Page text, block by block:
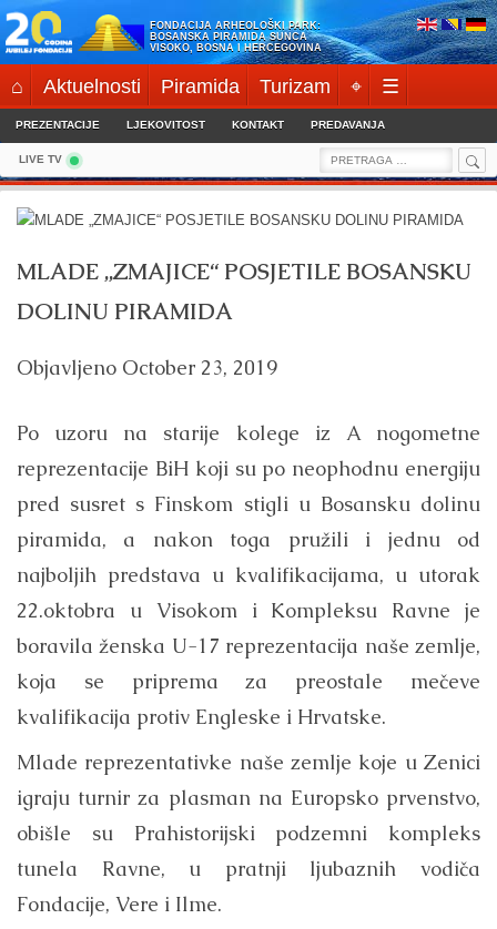
Skip
to
content
FONDACIJA ARHEOLOŠKI PARK:
BOSANSKA PIRAMIDA SUNCA
VISOKO, BOSNA I HERCEGOVINA
⌂ Aktuelnosti Piramida Turizam ⌖ ☰
PREZENTACIJE LJEKOVITOST KONTAKT PREDAVANJA
LIVE TV
Search
for:
MLADE „ZMAJICE“ POSJETILE BOSANSKU
DOLINU PIRAMIDA
Objavljeno October 23, 2019
Po uzoru na starije kolege iz A nogometne
reprezentacije BiH koji su po neophodnu energiju
pred susret s Finskom stigli u Bosansku dolinu
piramida, a nakon toga pružili i jednu od
najboljih predstava u kvalifikacijama, u utorak
22.oktobra u Visokom i Kompleksu Ravne je
boravila ženska U-17 reprezentacija naše zemlje,
koja se priprema za preostale mečeve
kvalifikacija protiv Engleske i Hrvatske.
Mlade reprezentativke naše zemlje koje u Zenici
igraju turnir za plasman na Europsko prvenstvo,
obišle su Prahistorijski podzemni kompleks
tunela Ravne, u pratnji ljubaznih vodiča
Fondacije, Vere i Ilme.